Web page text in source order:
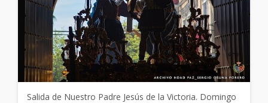
Salida de Nuestro Padre Jesús de la Victoria. Domingo